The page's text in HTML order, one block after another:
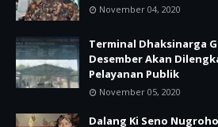
November 04, 2020
Terminal Dhaksinarga
Desember Akan
Pelayanan Publik
November 05, 2020
Dalang Ki Seno